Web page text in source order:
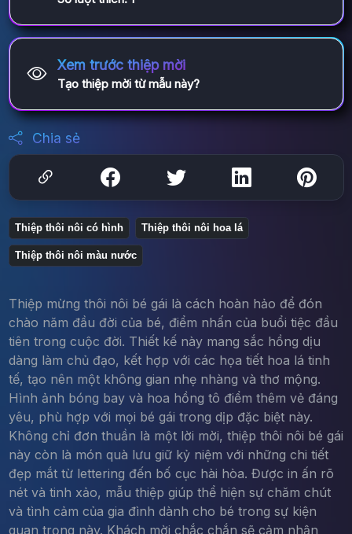
Xem trước thiệp mời
Tạo thiệp mời từ mẫu này?
Chia sẻ
Thiệp thôi nôi có hình Thiệp thôi nôi hoa lá
Thiệp thôi nôi màu nước
Thiệp mừng thôi nôi bé gái là cách hoàn hảo để đón
chào năm đầu đời của bé, điểm nhấn của buổi tiệc đầu
tiên trong cuộc đời. Thiết kế này mang sắc hồng dịu
dàng làm chủ đạo, kết hợp với các họa tiết hoa lá tinh
tế, tạo nên một không gian nhẹ nhàng và thơ mộng.
Hình ảnh bóng bay và hoa hồng tô điểm thêm vẻ đáng
yêu, phù hợp với mọi bé gái trong dịp đặc biệt này.
Không chỉ đơn thuần là một lời mời, thiệp thôi nôi bé gái
này còn là món quà lưu giữ kỷ niệm với những chi tiết
đẹp mắt từ lettering đến bố cục hài hòa. Được in ấn rõ
nét và tinh xảo, mẫu thiệp giúp thể hiện sự chăm chút
và tình cảm của gia đình dành cho bé trong sự kiện
quan trọng này. Khách mời chắc chắn sẽ cảm nhận